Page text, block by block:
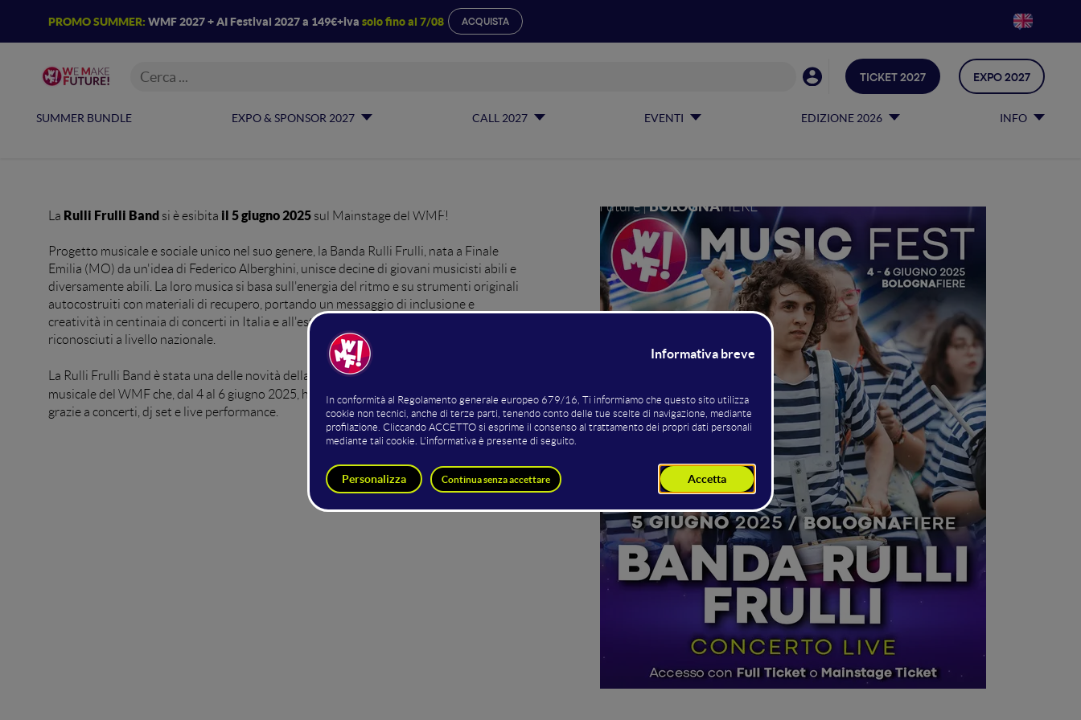
PROMO SUMMER: WMF 2027 + AI Festival 2027 a 149€+iva solo fino al 7/08 ACQUISTA
SUMMER BUNDLE EXPO & SPONSOR 2027 CALL 2027 EVENTI EDIZIONE 2026 INFO
TICKET 2027 EXPO 2027
MARCHING BAND
RULLI FRULLI
| WMF - We Make Future |BOLOGNAFIERE
La Rulli Frulli Band si è esibita il 5 giugno 2025 sul Mainstage del WMF!
Progetto musicale e sociale unico nel suo genere, la Banda Rulli Frulli, nata a Finale
Emilia (MO) da un'idea di Federico Alberghini, unisce decine di giovani musicisti abili e
diversamente abili. La loro musica si basa sull'energia del ritmo e su strumenti originali
autocostruiti con materiali di recupero, portando un messaggio di inclusione e
creatività in centinaia di concerti in Italia e all'estero e generando progetti sociali
riconosciuti a livello nazionale.
La Rulli Frulli Band è stata una delle novità della lineup del WMF Music Fest
musicale del WMF che, dal 4 al 6 giugno 2025, ha arricchito gli spazi di
BolognaFiere
grazie a concerti, dj set e live performance.